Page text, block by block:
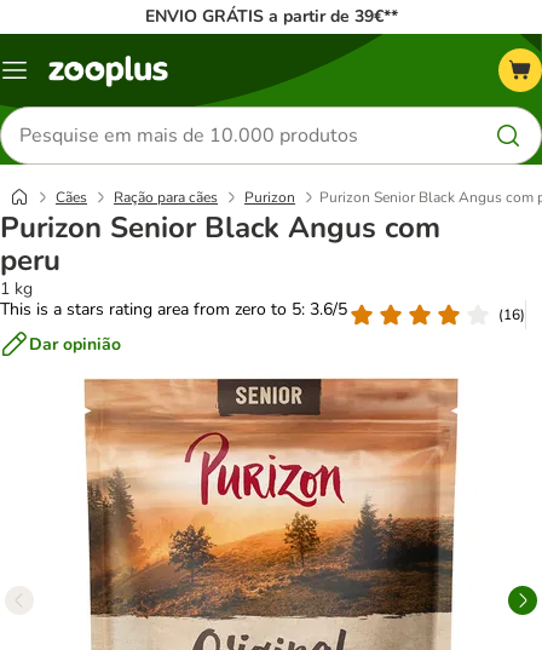
ENVIO GRÁTIS a partir de 39€**
Menu
Pesquisar
produtos
Cães Ração para cães Purizon Purizon Senior Black Angus com
Purizon Senior Black Angus com
peru
1 kg
This is a stars rating area from zero to 5: 3.6/5
(16)
Dar opinião